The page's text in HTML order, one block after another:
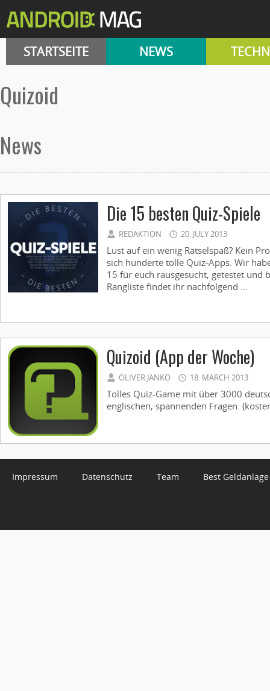
STARTSEITE NEWS
Quizoid
News
Die 15 besten Quiz-Spiele
REDAKTION 20. JULY 2013
Lust auf ein wenig Rätselspaß? Kein
sich hunderte tolle Quiz-Apps. Wir
15 für euch rausgesucht, getestet und
Rangliste findet ihr nachfolgend ...
Quizoid (App der Woche)
OLIVER JANKO 18. MARCH 2013
Tolles Quiz-Game mit über 3000
englischen, spannenden Fragen.
Impressum Datenschutz Team Best Geldanlage